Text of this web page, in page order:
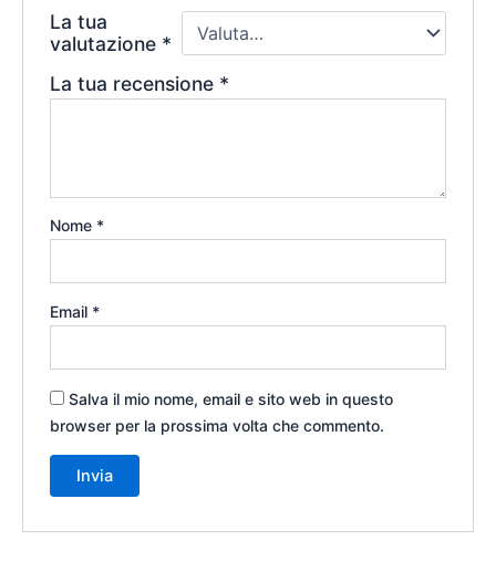
La tua
valutazione *
La tua recensione *
Nome *
Email *
Salva il mio nome, email e sito web in questo
browser per la prossima volta che commento.